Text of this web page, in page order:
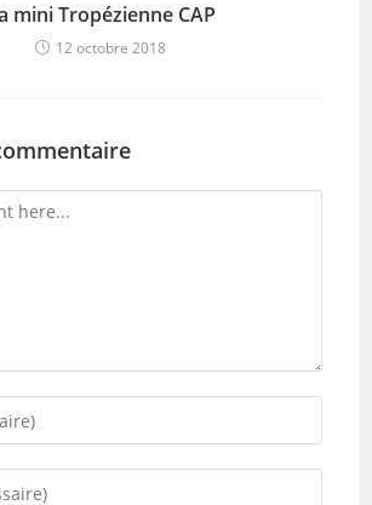
mini Tropézienne CAP
12 octobre 2018